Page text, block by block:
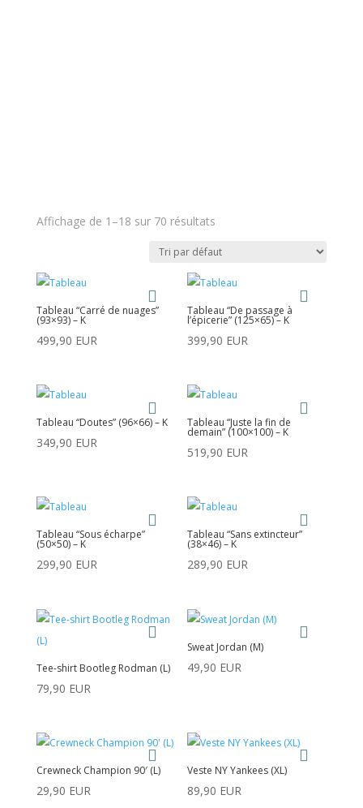
Affichage de 1–18 sur 70 résultats
Tableau “Carré de nuages”
(93×93) – K
499,90 EUR
Tableau “De passage à
l’épicerie” (125×65) – K
399,90 EUR
Tableau “Doutes” (96×66) – K
349,90 EUR
Tableau “Juste la fin de
demain” (100×100) – K
519,90 EUR
Tableau “Sous écharpe”
(50×50) – K
299,90 EUR
Tableau “Sans extincteur”
(38×46) – K
289,90 EUR
Tee-shirt Bootleg Rodman (L)
79,90 EUR
Sweat Jordan (M)
49,90 EUR
Crewneck Champion 90′ (L)
29,90 EUR
Veste NY Yankees (XL)
89,90 EUR